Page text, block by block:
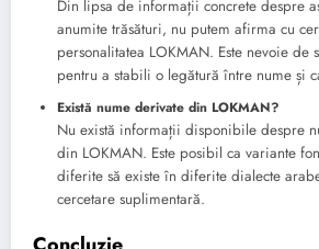
Din lipsa de informații concrete despre
anumite trăsături, nu putem afirma cu
personalitatea LOKMAN. Este nevoie de
pentru a stabili o legătură între nume și
Există nume derivate din LOKMAN?
Nu există informații disponibile despre
din LOKMAN. Este posibil ca variante
diferite să existe în diferite dialecte
cercetare suplimentară.